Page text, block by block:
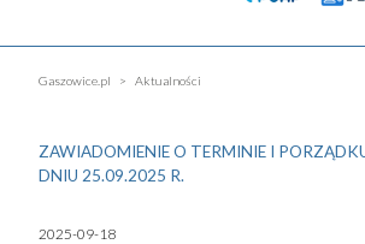
Gaszowice.pl Aktualności
ZAWIADOMIENIE O TERMINIE I
DNIU 25.09.2025 R.
2025-09-18